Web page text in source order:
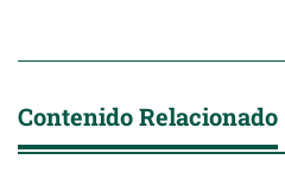
Contenido Relacionado